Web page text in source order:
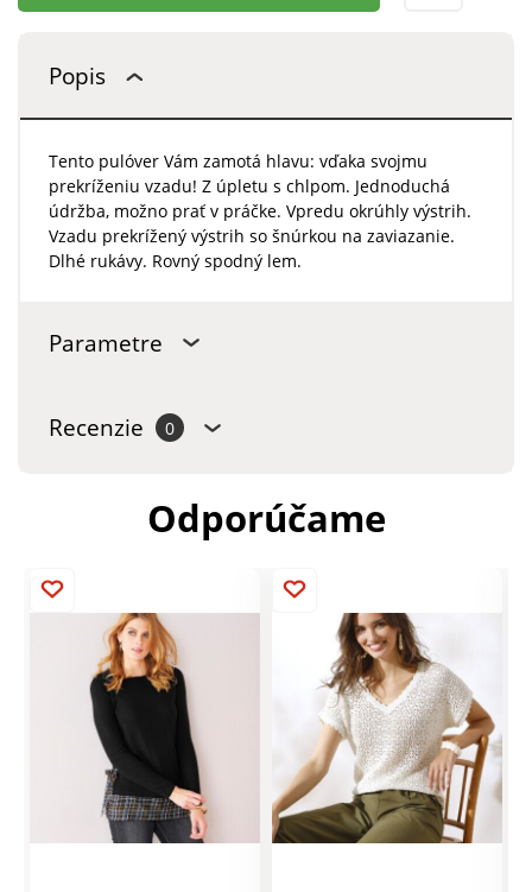
Popis
Tento pulóver Vám zamotá hlavu: vďaka svojmu
prekríženiu vzadu! Z úpletu s chlpom. Jednoduchá
údržba, možno prať v práčke. Vpredu okrúhly výstrih.
Vzadu prekrížený výstrih so šnúrkou na zaviazanie.
Dlhé rukávy. Rovný spodný lem.
Parametre
Recenzie 0
Odporúčame